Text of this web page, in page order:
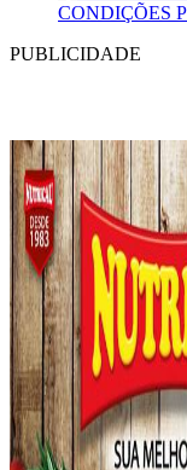
CONDIÇÕES
PUBLICIDADE